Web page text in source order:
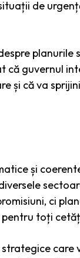
de
planurile
că guvernul
și că va
și
ci
toți
care